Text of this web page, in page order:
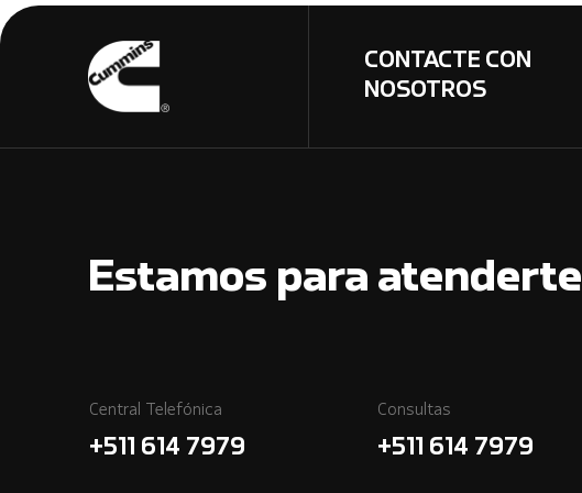
CONTACTE CON
NOSOTROS
Estamos para atenderte
Central Telefónica
+511 614 7979
Consultas
+511 614 7979